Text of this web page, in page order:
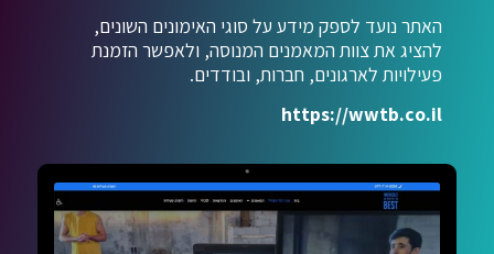
האתר נועד לספק מידע על סוגי האימונים השונים,
להציג את צוות המאמנים המנוסה, ולאפשר הזמנת
פעילויות לארגונים, חברות, ובודדים.
https://wwtb.co.il